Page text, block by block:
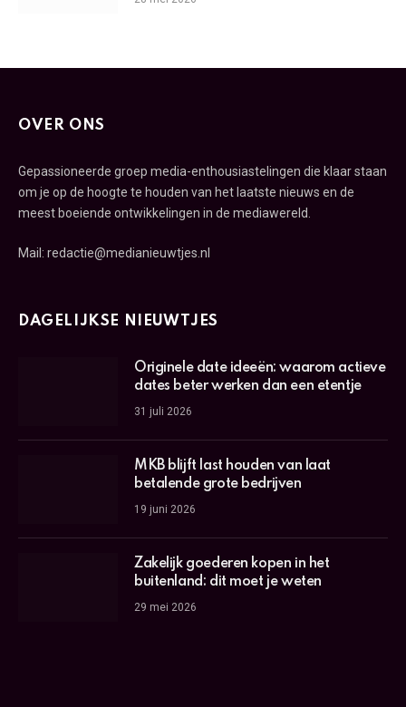
OVER ONS
Gepassioneerde groep media-enthousiastelingen die klaar staan
om je op de hoogte te houden van het laatste nieuws en de
meest boeiende ontwikkelingen in de mediawereld.
Mail: redactie@medianieuwtjes.nl
DAGELIJKSE NIEUWTJES
Originele date ideeën: waarom actieve
dates beter werken dan een etentje
31 juli 2026
MKB blijft last houden van laat
betalende grote bedrijven
19 juni 2026
Zakelijk goederen kopen in het
buitenland: dit moet je weten
29 mei 2026